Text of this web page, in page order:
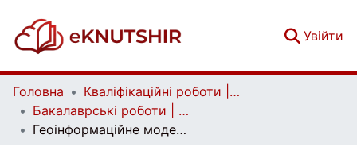
Увійти
Головна
Кваліфікаційні роботи | Qualifying works
Бакалаврські роботи | Bachelor theses
Геоінформаційне моделювання гідрогеологічних процесів на території зон ймовірних підтоплень